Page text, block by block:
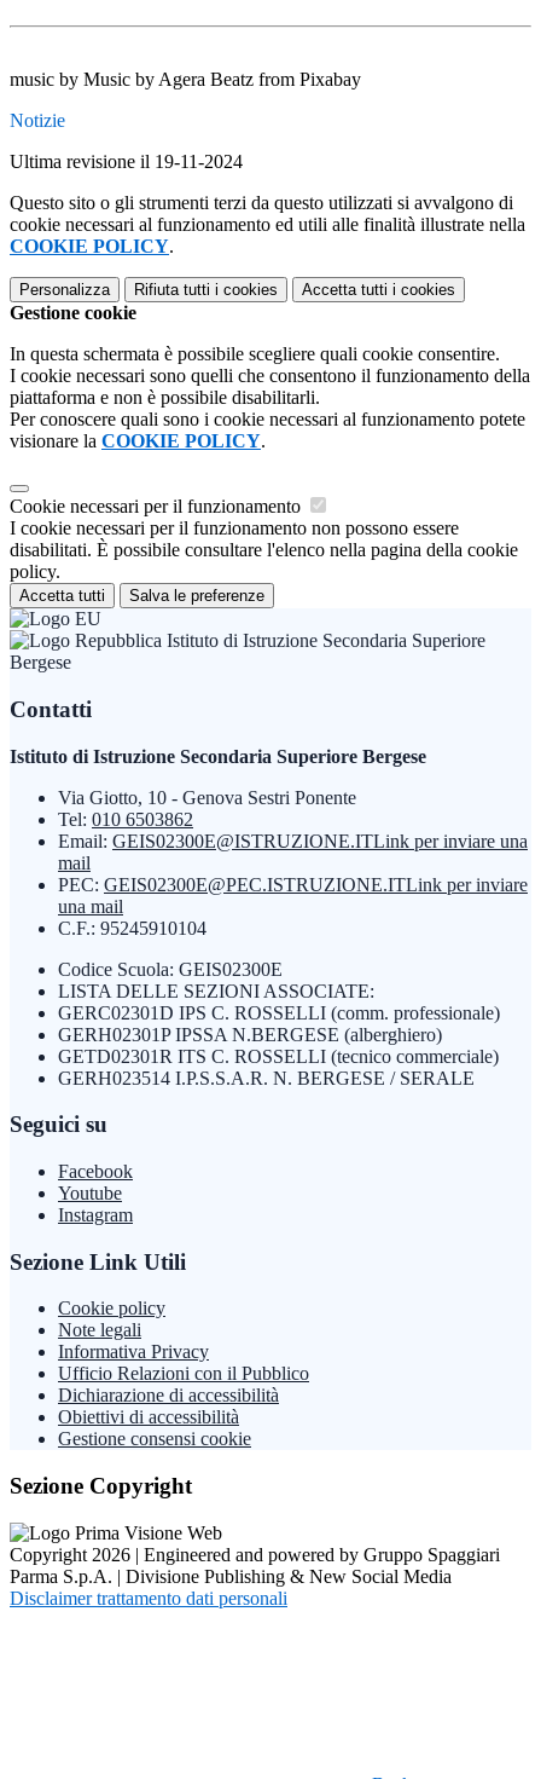
music by Music by Agera Beatz from Pixabay
Notizie
Ultima revisione il 19-11-2024
Questo sito o gli strumenti terzi da questo utilizzati si avvalgono di
cookie necessari al funzionamento ed utili alle finalità illustrate nella
COOKIE POLICY.
Personalizza Rifiuta tutti i cookies Accetta tutti i cookies
Gestione cookie
In questa schermata è possibile scegliere quali cookie consentire.
I cookie necessari sono quelli che consentono il funzionamento della
piattaforma e non è possibile disabilitarli.
Per conoscere quali sono i cookie necessari al funzionamento potete
visionare la COOKIE POLICY.
Cookie necessari per il funzionamento
I cookie necessari per il funzionamento non possono essere
disabilitati. È possibile consultare l'elenco nella pagina della cookie
policy.
Accetta tutti Salva le preferenze
Istituto di Istruzione Secondaria Superiore
Bergese
Contatti
Istituto di Istruzione Secondaria Superiore Bergese
Via Giotto, 10 - Genova Sestri Ponente
Tel: 010 6503862
Email: GEIS02300E@ISTRUZIONE.ITLink per inviare una
mail
PEC: GEIS02300E@PEC.ISTRUZIONE.ITLink per inviare
una mail
C.F.: 95245910104
Codice Scuola: GEIS02300E
LISTA DELLE SEZIONI ASSOCIATE:
GERC02301D IPS C. ROSSELLI (comm. professionale)
GERH02301P IPSSA N.BERGESE (alberghiero)
GETD02301R ITS C. ROSSELLI (tecnico commerciale)
GERH023514 I.P.S.S.A.R. N. BERGESE / SERALE
Seguici su
Facebook
Youtube
Instagram
Sezione Link Utili
Cookie policy
Note legali
Informativa Privacy
Ufficio Relazioni con il Pubblico
Dichiarazione di accessibilità
Obiettivi di accessibilità
Gestione consensi cookie
Sezione Copyright
Copyright 2026 | Engineered and powered by Gruppo Spaggiari
Parma S.p.A. | Divisione Publishing & New Social Media
Disclaimer trattamento dati personali